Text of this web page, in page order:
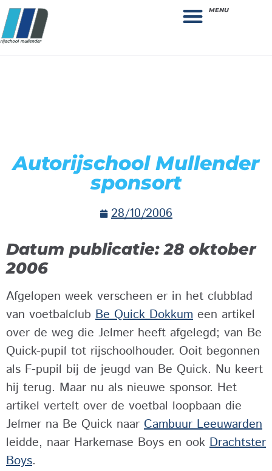
MENU
Autorijschool Mullender
sponsort
28/10/2006
Datum publicatie: 28 oktober
2006
Afgelopen week verscheen er in het clubblad
van voetbalclub Be Quick Dokkum een artikel
over de weg die Jelmer heeft afgelegd; van Be
Quick-pupil tot rijschoolhouder. Ooit begonnen
als F-pupil bij de jeugd van Be Quick. Nu keert
hij terug. Maar nu als nieuwe sponsor. Het
artikel vertelt over de voetbal loopbaan die
Jelmer na Be Quick naar Cambuur Leeuwarden
leidde, naar Harkemase Boys en ook Drachtster
Boys.